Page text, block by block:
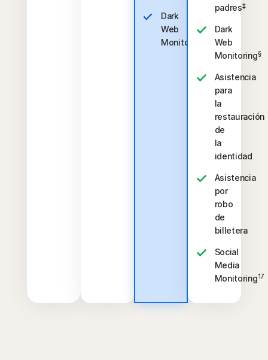
Dark
Web
Monitoring
padres‡
Dark
Web
Monitoring§
Asistencia
para
la
restauración
de
la
identidad
Asistencia
por
robo
de
billetera
Social
Media
Monitoring17